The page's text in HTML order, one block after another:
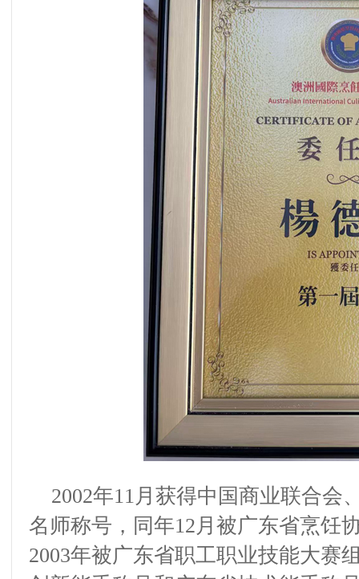
2002年11月 获得中国商业联合会
名师称号 ， 同年12月被广东省烹饪
2003年被广东省职工职业技能大赛